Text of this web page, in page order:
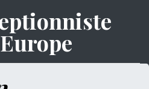
Europe